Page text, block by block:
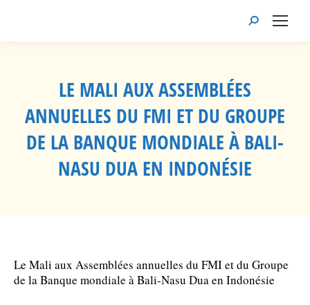
Recherche
:
LE MALI AUX ASSEMBLÉES
ANNUELLES DU FMI ET DU GROUPE
DE LA BANQUE MONDIALE À BALI-
NASU DUA EN INDONÉSIE
Le Mali aux Assemblées annuelles du FMI et du Groupe
de la Banque mondiale à Bali-Nasu Dua en Indonésie